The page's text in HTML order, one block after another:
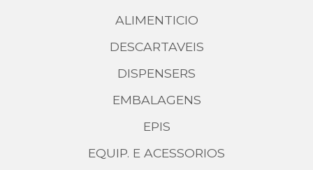
ALIMENTICIO
DESCARTAVEIS
DISPENSERS
EMBALAGENS
EPIS
EQUIP. E ACESSORIOS